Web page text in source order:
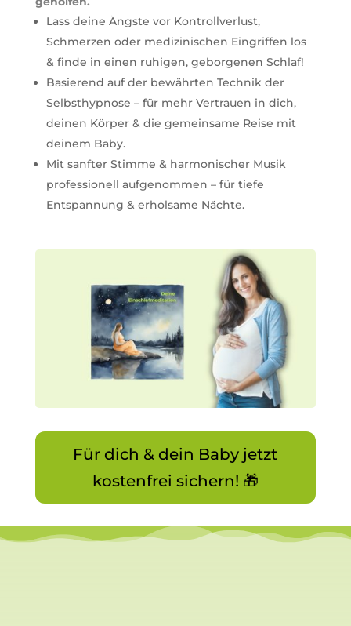
Lass deine Ängste vor Kontrollverlust,
Schmerzen oder medizinischen Eingriffen los
& finde in einen ruhigen, geborgenen Schlaf!
Basierend auf der bewährten Technik der
Selbsthypnose – für mehr Vertrauen in dich,
deinen Körper & die gemeinsame Reise mit
deinem Baby.
Mit sanfter Stimme & harmonischer Musik
professionell aufgenommen – für tiefe
Entspannung & erholsame Nächte.
Für dich & dein Baby jetzt
kostenfrei sichern! 🎁